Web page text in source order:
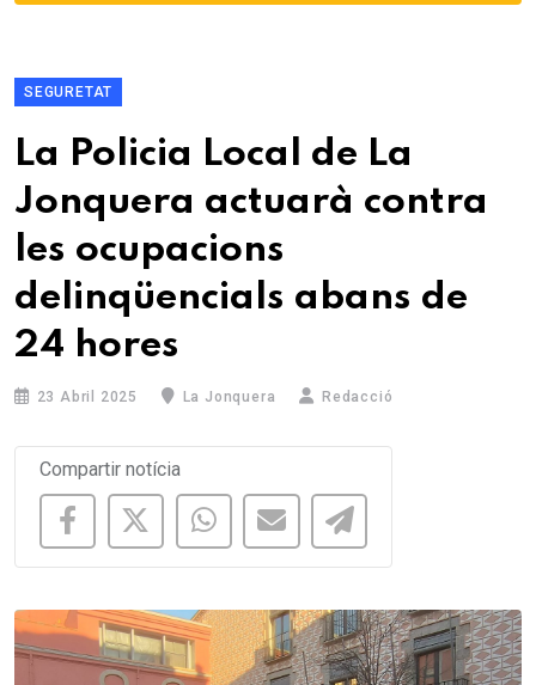
SEGURETAT
La Policia Local de La
Jonquera actuarà contra
les ocupacions
delinqüencials abans de
24 hores
23 Abril 2025 La Jonquera Redacció
Compartir notícia